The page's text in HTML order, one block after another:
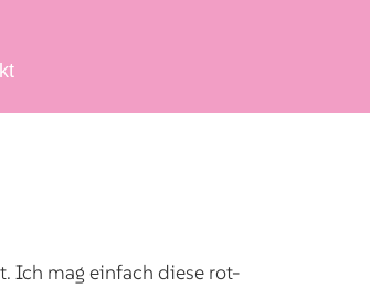
Ich mag einfach diese rot-